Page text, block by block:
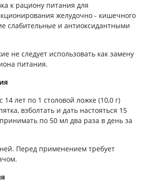
к рациону питания для
желудочно - кишечного
слабительные и антиоксидантными
не следует использовать как замену
питания.
лет по 1 столовой ложке (10,0 г)
взболтать и дать настояться 15
по 50 мл два раза в день за
Перед применением требует